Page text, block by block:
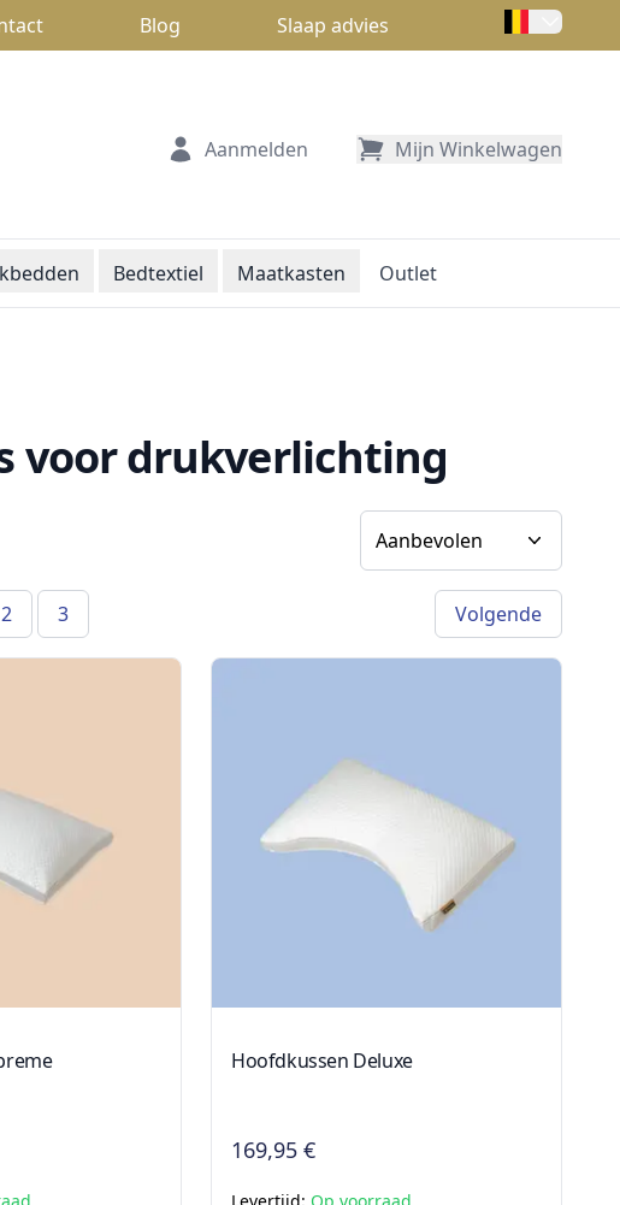
Blog Slaap advies
Aanmelden Mijn Winkelwagen
Bedtextiel Maatkasten Outlet
voor drukverlichting
Sorteer op
pagina)
2 3 Volgende
Hoofdkussen Deluxe
169,95 €